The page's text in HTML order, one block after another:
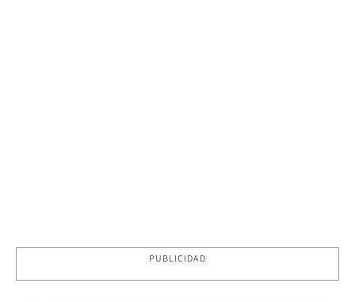
PUBLICIDAD